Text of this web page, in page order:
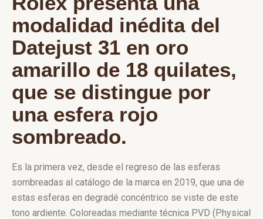
modalidad inédita del
Datejust 31 en oro
amarillo de 18 quilates,
que se distingue por
una esfera rojo
sombreado.
Es la primera vez, desde el regreso de las esferas
sombreadas al catálogo de la marca en 2019, que una de
estas esferas en degradé concéntrico se viste de este
tono ardiente. Coloreadas mediante técnica PVD (Physical